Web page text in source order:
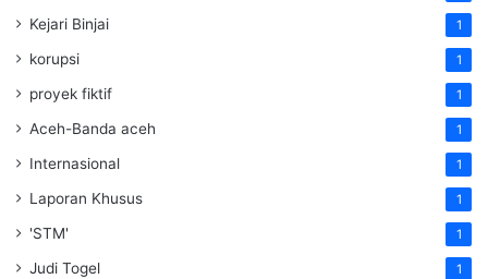
Kejari Binjai 1
korupsi 1
proyek fiktif 1
Aceh-Banda aceh 1
Internasional 1
Laporan Khusus 1
'STM' 1
Judi Togel 1